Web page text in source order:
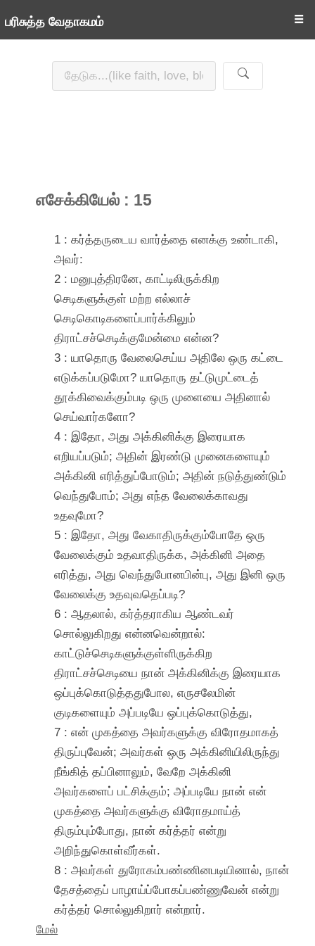
பரிசுத்த வேதாகமம் ☰
எசேக்கியேல் : 15
1 : கர்த்தருடைய வார்த்தை எனக்கு உண்டாகி,
அவர்:
2 : மனுபுத்திரனே, காட்டிலிருக்கிற
செடிகளுக்குள் மற்ற எல்லாச்
செடிகொடிகளைப்பார்க்கிலும்
திராட்சச்செடிக்குமேன்மை என்ன?
3 : யாதொரு வேலைசெய்ய அதிலே ஒரு கட்டை
எடுக்கப்படுமோ? யாதொரு தட்டுமுட்டைத்
தூக்கிவைக்கும்படி ஒரு முளையை அதினால்
செய்வார்களோ?
4 : இதோ, அது அக்கினிக்கு இரையாக
எறியப்படும்; அதின் இரண்டு முனைகளையும்
அக்கினி எரித்துப்போடும்; அதின் நடுத்துண்டும்
வெந்துபோம்; அது எந்த வேலைக்காவது
உதவுமோ?
5 : இதோ, அது வேகாதிருக்கும்போதே ஒரு
வேலைக்கும் உதவாதிருக்க, அக்கினி அதை
எரித்து, அது வெந்துபோனபின்பு, அது இனி ஒரு
வேலைக்கு உதவுவதெப்படி?
6 : ஆதலால், கர்த்தராகிய ஆண்டவர்
சொல்லுகிறது என்னவென்றால்:
காட்டுச்செடிகளுக்குள்ளிருக்கிற
திராட்சச்செடியை நான் அக்கினிக்கு இரையாக
ஒப்புக்கொடுத்ததுபோல, எருசலேமின்
குடிகளையும் அப்படியே ஒப்புக்கொடுத்து,
7 : என் முகத்தை அவர்களுக்கு விரோதமாகத்
திருப்புவேன்; அவர்கள் ஒரு அக்கினியிலிருந்து
நீங்கித் தப்பினாலும், வேறே அக்கினி
அவர்களைப் பட்சிக்கும்; அப்படியே நான் என்
முகத்தை அவர்களுக்கு விரோதமாய்த்
திரும்பும்போது, நான் கர்த்தர் என்று
அறிந்துகொள்வீர்கள்.
8 : அவர்கள் துரோகம்பண்ணினபடியினால், நான்
தேசத்தைப் பாழாய்ப்போகப்பண்ணுவேன் என்று
கர்த்தர் சொல்லுகிறார் என்றார்.
மேல்